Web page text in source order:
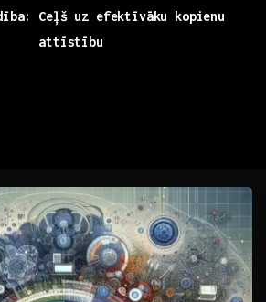
Ceļš uz efektīvāku kopienu
attīstību